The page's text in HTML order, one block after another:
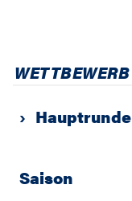
WETTBEWERB
› Hauptrunde
Saison